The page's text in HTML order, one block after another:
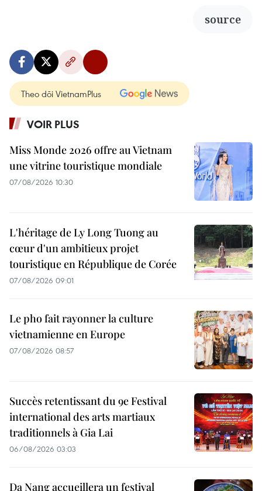
source
Theo dõi VietnamPlus
VOIR PLUS
Miss Monde 2026 offre au Vietnam
une vitrine touristique mondiale
07/08/2026 10:30
L'héritage de Ly Long Tuong au
cœur d'un ambitieux projet
touristique en République de Corée
07/08/2026 09:01
Le pho fait rayonner la culture
vietnamienne en Europe
07/08/2026 08:57
Succès retentissant du 9e Festival
international des arts martiaux
traditionnels à Gia Lai
06/08/2026 03:03
Da Nang accueillera un festival